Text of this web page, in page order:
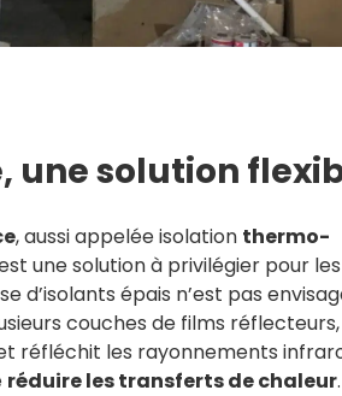
une solution
, aussi appelée isolation thermo-
une solution à privilégier pour les
d’isolants épais n’est pas
couches de films
réfléchit les rayonnements
réduire les transferts de chaleur.